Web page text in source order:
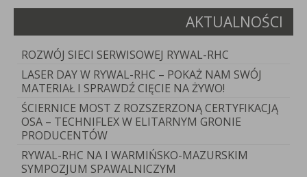
AKTUALNOŚCI
ROZWÓJ SIECI SERWISOWEJ RYWAL-RHC
LASER DAY W RYWAL-RHC – POKAŻ NAM SWÓJ
MATERIAŁ I SPRAWDŹ CIĘCIE NA ŻYWO!
ŚCIERNICE MOST Z ROZSZERZONĄ CERTYFIKACJĄ
OSA – TECHNIFLEX W ELITARNYM GRONIE
PRODUCENTÓW
RYWAL-RHC NA I WARMIŃSKO-MAZURSKIM
SYMPOZJUM SPAWALNICZYM